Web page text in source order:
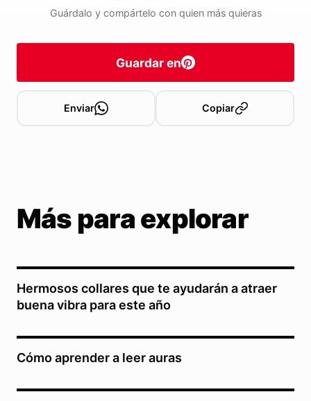
Guárdalo y compártelo con quien más quieras
Guardar en
Enviar Copiar
Más para explorar
Hermosos collares que te ayudarán a atraer
buena vibra para este año
Cómo aprender a leer auras